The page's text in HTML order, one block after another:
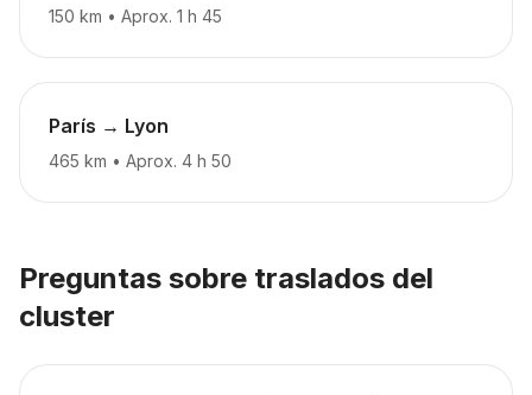
150 km • Aprox. 1 h 45
París → Lyon
465 km • Aprox. 4 h 50
Preguntas sobre traslados del
cluster